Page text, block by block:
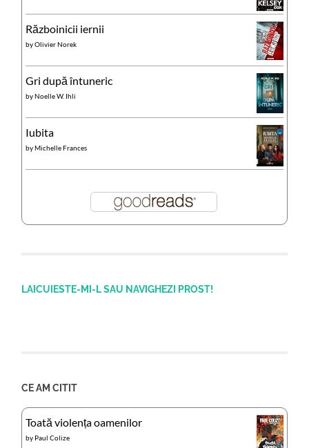
Războinicii iernii
byOlivier Norek
Gri după întuneric
byNoelle W. Ihli
Iubita
byMichelle Frances
LAICUIESTE-MI-L SAU NAVIGHEZI PROST!
CE AM CITIT
Toată violența oamenilor
by Paul Colize